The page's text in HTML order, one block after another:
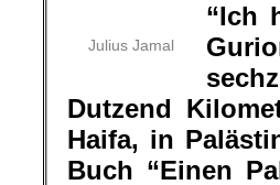
Julius Jamal
“Ich
Dutzend
Haifa, in
Buch “Einen